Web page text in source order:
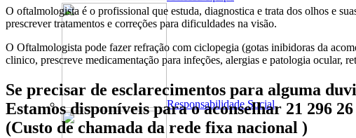
Responsabilidade Social
O oftalmologista é o profissional que estuda, diagnostica e trata dos olhos e
prescrever tratamentos e correções para dificuldades na visão.
O Oftalmologista pode fazer refração com ciclopegia (gotas inibidoras da
clinico, prescreve medicamentação para infeções, alergias e patologia ocular,
Se precisar de esclarecimentos para alguma
Estamos disponíveis para o aconselhar 21 296 26
(Custo de chamada da rede fixa nacional )